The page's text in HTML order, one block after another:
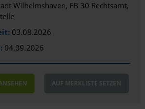
Wilhelmshaven, FB 30 Rechtsamt,
03.08.2026
04.09.2026
AUF MERKLISTE SETZEN